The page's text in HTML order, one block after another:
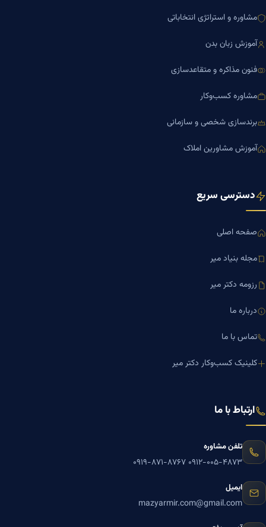
مشاوره و استراتژی انتخاباتی
آموزش زبان بدن
فنون مذاکره و متقاعدسازی
مشاوره کسب‌وکار
برندسازی شخصی و سازمانی
آموزش مشاورین املاک
دسترسی سریع
صفحه اصلی
مجله بنیاد میر
رزومه دکتر میر
درباره ما
تماس با ما
کلینیک کسب‌وکار دکتر میر
ارتباط با ما
تلفن مشاوره
۰۹۱۲-۰۰۵-۴۸۷۳ ۰۹۱۹-۸۷۱-۸۷۶۷
ایمیل
mazyarmir.com@gmail.com